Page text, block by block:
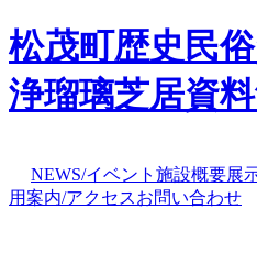
松茂町歴史民
浄瑠璃芝居資
NEWS/イベント 施設概要展
用案内/アクセスお問い合わせ